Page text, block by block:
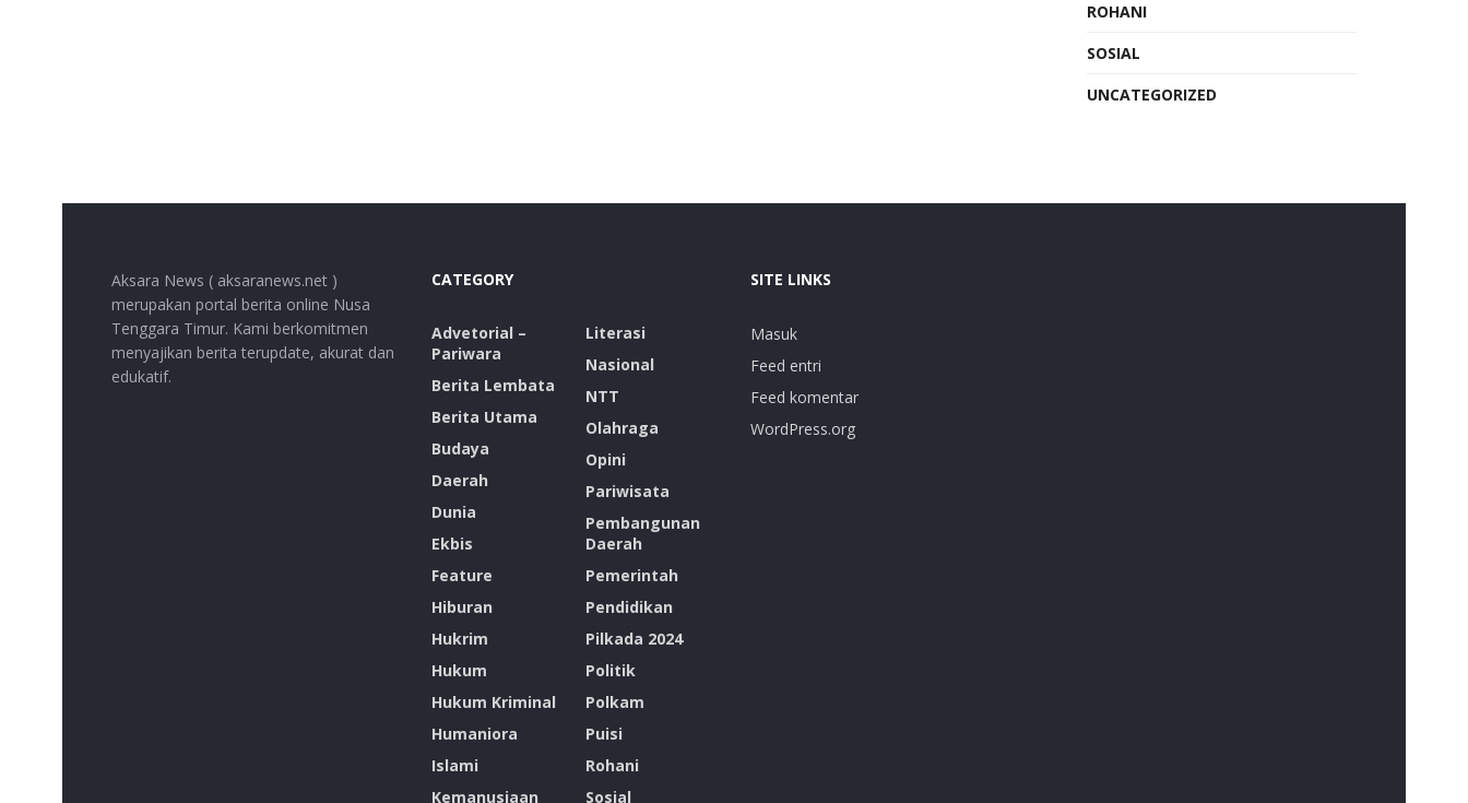
ROHANI
SOSIAL
UNCATEGORIZED
Aksara News ( aksaranews.net )
merupakan portal berita online Nusa
Tenggara Timur. Kami berkomitmen
menyajikan berita terupdate, akurat dan
edukatif.
CATEGORY
Advetorial –
Pariwara
Berita Lembata
Berita Utama
Budaya
Daerah
Dunia
Ekbis
Feature
Hiburan
Hukrim
Hukum
Hukum Kriminal
Humaniora
Islami
Kemanusiaan
Literasi
Nasional
NTT
Olahraga
Opini
Pariwisata
Pembangunan
Daerah
Pemerintah
Pendidikan
Pilkada 2024
Politik
Polkam
Puisi
Rohani
Sosial
SITE LINKS
Masuk
Feed entri
Feed komentar
WordPress.org